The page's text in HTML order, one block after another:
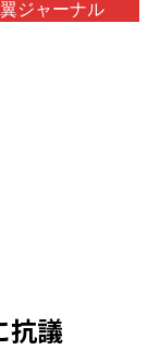
ジャーナル
抗議